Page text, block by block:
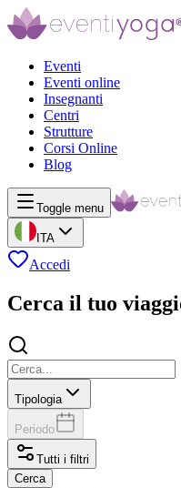
Eventi
Eventi online
Insegnanti
Centri
Strutture
Corsi Online
Blog
Toggle menu
ITA
Accedi
Cerca il tuo
Tipologia
Periodo
Tutti i filtri
Cerca